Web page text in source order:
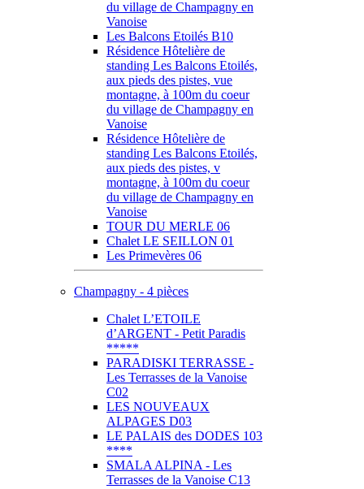
du village de Champagny en
Vanoise
Les Balcons Etoilés B10
Résidence Hôtelière de
standing Les Balcons Etoilés,
aux pieds des pistes, vue
montagne, à 100m du coeur
du village de Champagny en
Vanoise
Résidence Hôtelière de
standing Les Balcons Etoilés,
aux pieds des pistes, v
montagne, à 100m du coeur
du village de Champagny en
Vanoise
TOUR DU MERLE 06
Chalet LE SEILLON 01
Les Primevères 06
Champagny - 4 pièces
Chalet L’ETOILE
d’ARGENT - Petit Paradis
*****
PARADISKI TERRASSE -
Les Terrasses de la Vanoise
C02
LES NOUVEAUX
ALPAGES D03
LE PALAIS des DODES 103
****
SMALA ALPINA - Les
Terrasses de la Vanoise C13